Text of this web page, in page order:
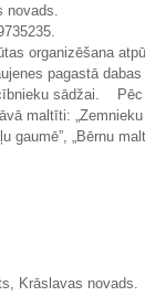
novads.
organizēšana
pagastā dabas
sādžai. Pēc
maltīti: „Zemnieku
gaumē”, „Bērnu
Krāslavas novads.